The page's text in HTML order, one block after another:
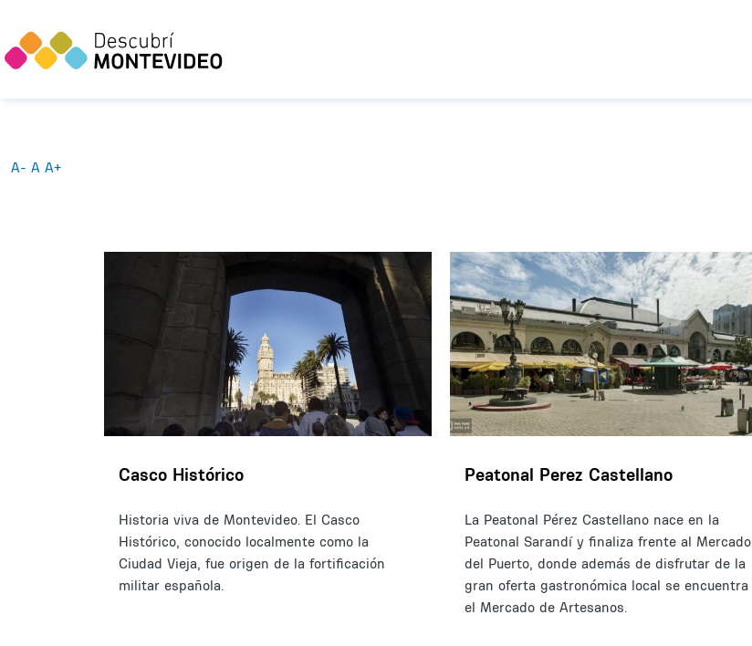
A- A A+
Casco Histórico
Historia viva de Montevideo. El Casco
Histórico, conocido localmente como la
Ciudad Vieja, fue origen de la fortificación
militar española.
Peatonal Perez Castellano
La Peatonal Pérez Castellano nace en la
Peatonal Sarandí y finaliza frente al Mercado
del Puerto, donde además de disfrutar de la
gran oferta gastronómica local se encuentra
el Mercado de Artesanos.